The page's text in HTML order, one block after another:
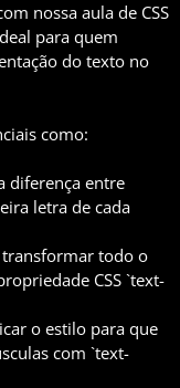
nossa aula de CSS
para quem
do texto no
como:
diferença entre
letra de cada
transformar todo o
CSS `text-
o estilo para que
com `text-